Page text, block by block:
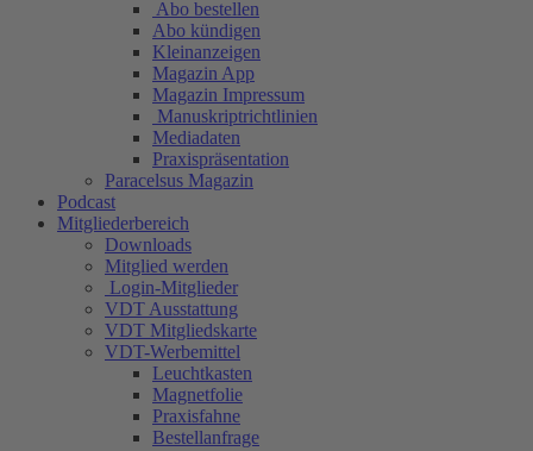
Abo bestellen
Abo kündigen
Kleinanzeigen
Magazin App
Magazin Impressum
Manuskriptrichtlinien
Mediadaten
Praxispräsentation
Paracelsus Magazin
Podcast
Mitgliederbereich
Downloads
Mitglied werden
Login-Mitglieder
VDT Ausstattung
VDT Mitgliedskarte
VDT-Werbemittel
Leuchtkasten
Magnetfolie
Praxisfahne
Bestellanfrage